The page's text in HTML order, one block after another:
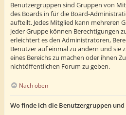
Benutzergruppen sind Gruppen von
des Boards in für die Board-
aufteilt. Jedes Mitglied kann mehreren
jeder Gruppe können Berechtigungen
erleichtert es den Administratoren,
Benutzer auf einmal zu ändern und sie
eines Bereichs zu machen oder ihnen
nichtöffentlichen Forum zu geben.
Nach oben
Wo finde ich die Benutzergruppen